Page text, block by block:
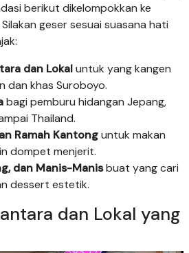
berikut dikelompokkan ke
geser sesuai suasana hati
dan Lokaluntuk yang kangen
dan khas Suroboyo.
bagi pemburu hidangan Jepang,
Thailand.
Ramah Kantonguntuk makan
dompet menjerit.
dan Manis-Manisbuat yang cari
dessert estetik.
dan Lokal yang